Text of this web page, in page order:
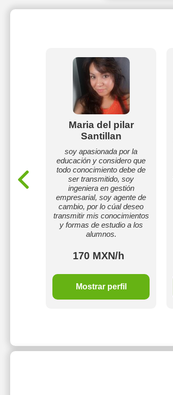
Maria del pilar
Santillan
soy apasionada por la
educación y considero que
todo conocimiento debe de
ser transmitido, soy
ingeniera en gestión
empresarial, soy agente de
cambio, por lo cúal deseo
transmitir mis conocimientos
y formas de estudio a los
alumnos.
170 MXN/h
Mostrar perfil